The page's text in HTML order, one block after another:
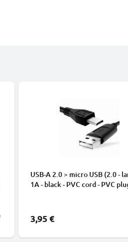
USB-A 2.0 > micro USB (2.0 -
1A - black - PVC cord - PVC
3,95 €